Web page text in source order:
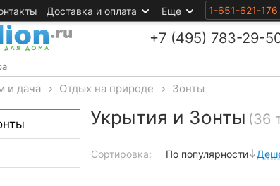
Доставка и оплата Еще 1-651-621-176
+7 (495) 783-29-
и дача > Отдых на природе > Зонты
Укрытия и Зонты (36
Сортировка: По популярности